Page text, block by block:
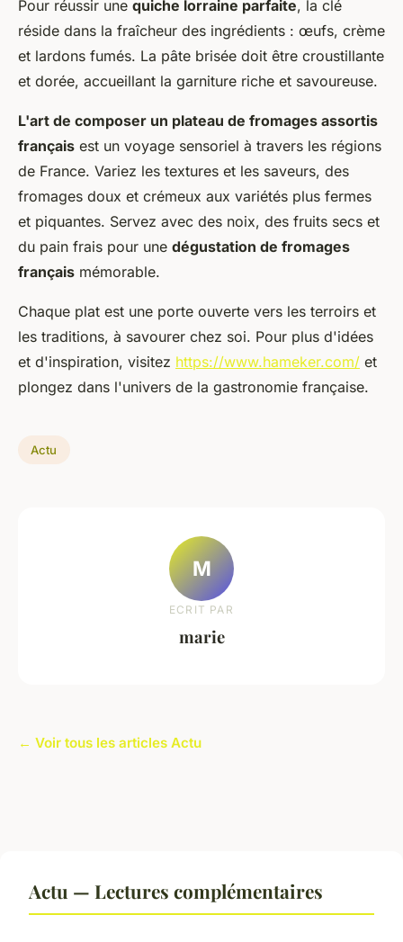
Pour réussir une quiche lorraine parfaite, la clé
réside dans la fraîcheur des ingrédients : œufs, crème
et lardons fumés. La pâte brisée doit être croustillante
et dorée, accueillant la garniture riche et savoureuse.
L'art de composer un plateau de fromages assortis
français est un voyage sensoriel à travers les régions
de France. Variez les textures et les saveurs, des
fromages doux et crémeux aux variétés plus fermes
et piquantes. Servez avec des noix, des fruits secs et
du pain frais pour une dégustation de fromages
français mémorable.
Chaque plat est une porte ouverte vers les terroirs et
les traditions, à savourer chez soi. Pour plus d'idées
et d'inspiration, visitez https://www.hameker.com/ et
plongez dans l'univers de la gastronomie française.
Actu
M
ECRIT PAR
marie
← Voir tous les articles Actu
Actu — Lectures complémentaires